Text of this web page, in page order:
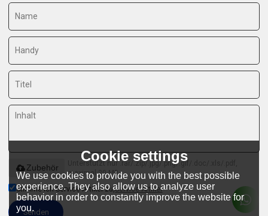
Unterstützt nur .rar/.zip/.jpg/.png/.gif/.doc/.xls/.pdf,
maximal 20 MB
Zubehör
Stimme ich Service-Artikel zu,Service-Artikel
Senden
Cookie settings
We use cookies to provide you with the best possible
experience. They also allow us to analyze user
behavior in order to constantly improve the website for
you.